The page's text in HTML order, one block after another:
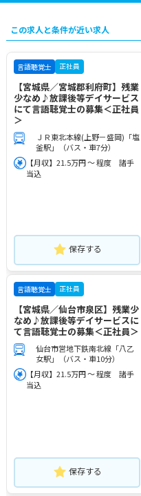
この求人と条件が近い求人
言語聴覚士 正社員
【宮城県／宮城郡利府町】残業
少なめ♪放課後等デイサービス
にて言語聴覚士の募集＜正社員
＞
ＪＲ東北本線(上野－盛岡)「塩
釜駅」（バス・車7分）
【月収】21.5万円 ～ 程度 諸手
当込
保存する
言語聴覚士 正社員
【宮城県／仙台市泉区】残業少
なめ♪放課後等デイサービスに
て言語聴覚士の募集＜正社員＞
仙台市営地下鉄南北線「八乙
女駅」（バス・車10分）
【月収】21.5万円 ～ 程度 諸手
当込
保存する